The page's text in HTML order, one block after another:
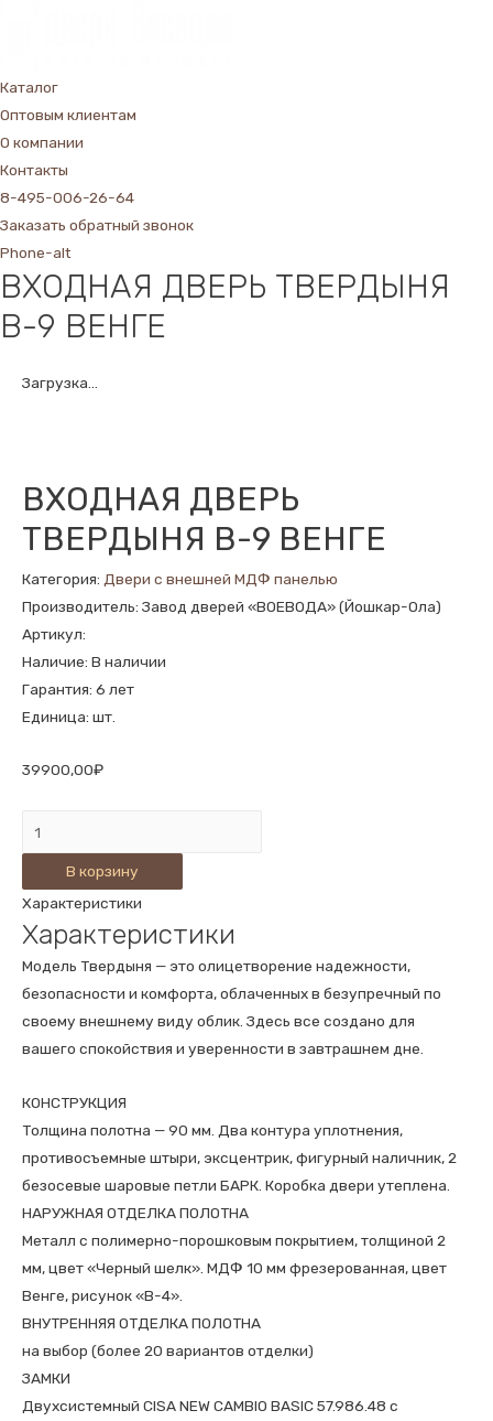
Каталог
Оптовым клиентам
О компании
Контакты
8-495-006-26-64
Заказать обратный звонок
Phone-alt
ВХОДНАЯ ДВЕРЬ ТВЕРДЫНЯ
В-9 ВЕНГЕ
Загрузка...
ВХОДНАЯ ДВЕРЬ
ТВЕРДЫНЯ В-9 ВЕНГЕ
Категория: Двери с внешней МДФ панелью
Производитель: Завод дверей «ВОЕВОДА» (Йошкар-Ола)
Артикул:
Наличие: В наличии
Гарантия: 6 лет
Единица: шт.
39900,00₽
ВХОДНАЯ
ДВЕРЬ
ТВЕРДЫНЯ
В-9
ВЕНГЕ
В корзину
Характеристики
Характеристики
Модель Твердыня — это олицетворение надежности,
безопасности и комфорта, облаченных в безупречный по
своему внешнему виду облик. Здесь все создано для
вашего спокойствия и уверенности в завтрашнем дне.
КОНСТРУКЦИЯ
Толщина полотна — 90 мм. Два контура уплотнения,
противосъемные штыри, эксцентрик, фигурный наличник, 2
безосевые шаровые петли БАРК. Коробка двери утеплена.
НАРУЖНАЯ ОТДЕЛКА ПОЛОТНА
Металл с полимерно-порошковым покрытием, толщиной 2
мм, цвет «Черный шелк». МДФ 10 мм фрезерованная, цвет
Венге, рисунок «В-4».
ВНУТРЕННЯЯ ОТДЕЛКА ПОЛОТНА
на выбор (более 20 вариантов отделки)
ЗАМКИ
Двухсистемный CISA NEW CAMBIO BASIC 57.986.48 с